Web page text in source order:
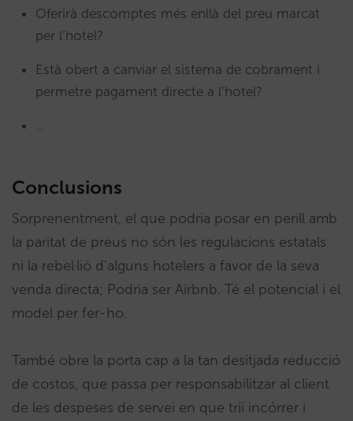
Oferirà descomptes més enllà del preu marcat
per l’hotel?
Està obert a canviar el sistema de cobrament i
permetre pagament directe a l’hotel?
Conclusions
Sorprenentment, el que podria posar en perill amb
la paritat de preus no són les regulacions estatals
ni la rebel·lió d’alguns hotelers a favor de la seva
venda directa; Podria ser Airbnb. Té el potencial i el
model per fer-ho.
També obre la porta cap a la tan desitjada reducció
de costos, que passa per responsabilitzar al client
de les despeses de servei en que triï incórrer i